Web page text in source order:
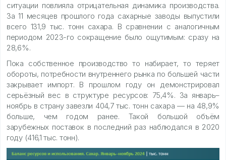
ситуации повлияла отрицательная динамика производства.
За 11 месяцев прошлого года сахарные заводы выпустили
всего 131,9 тыс. тонн сахара. В сравнении с аналогичным
периодом 2023-го сокращение было ощутимым: сразу на
28,6%.
Пока собственное производство то набирает, то теряет
обороты, потребности внутреннего рынка по большей части
закрывает импорт. В прошлом году он демонстрировал
серьёзный вес в структуре ресурсов: 75,4%. За январь–
ноябрь в страну завезли 404,7 тыс. тонн сахара — на 48,9%
больше, чем годом ранее. Такой большой объём
зарубежных поставок в последний раз наблюдался в 2020
году (416,1 тыс. тонн).